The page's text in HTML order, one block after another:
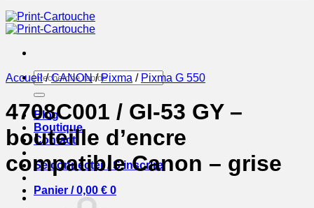
Recherche
pour :
Blog
Boutique
Contact
Se connecter / S’inscrire
Panier /0,00 € 0
Accueil / CANON / Pixma / Pixma G 550
4708C001 / GI-53 GY –
bouteille d’encre
compatible Canon – grise